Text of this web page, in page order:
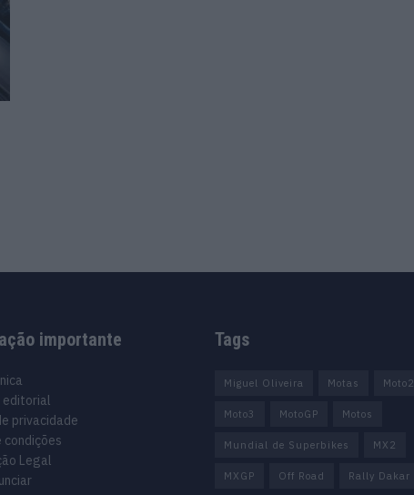
importante
privacidade
condições
Legal
Tags
Miguel Oliveira Motas Moto2
Moto3 MotoGP Motos
Mundial de Superbikes MX2
MXGP Off Road Rally Dakar